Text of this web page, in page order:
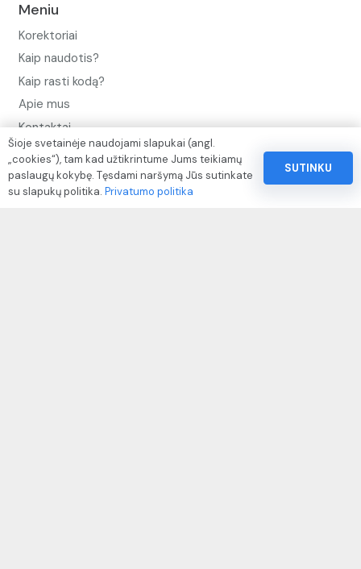
Meniu
Korektoriai
Kaip naudotis?
Kaip rasti kodą?
Apie mus
Kontaktai
Privatumo politika
Pinigų ir prekių grąžinimo politika
Šioje svetainėje naudojami slapukai (angl.
„cookies“), tam kad užtikrintume Jums teikiamų
paslaugų kokybę. Tęsdami naršymą Jūs sutinkate
su slapukų politika. Privatumo politika
SUTINKU